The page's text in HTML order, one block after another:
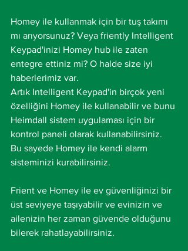
Homey ile kullanmak için bir tuş takımı
mı arıyorsunuz? Veya friently Intelligent
Keypad'inizi Homey hub ile zaten
entegre ettiniz mi? O halde size iyi
haberlerimiz var.
Artık Intelligent Keypad'in birçok yeni
özelliğini Homey ile kullanabilir ve bunu
Heimdall sistem uygulaması için bir
kontrol paneli olarak kullanabilirsiniz.
Bu sayede Homey ile kendi alarm
sisteminizi kurabilirsiniz.
Frient ve Homey ile ev güvenliğinizi bir
üst seviyeye taşıyabilir ve evinizin ve
ailenizin her zaman güvende olduğunu
bilerek rahatlayabilirsiniz.